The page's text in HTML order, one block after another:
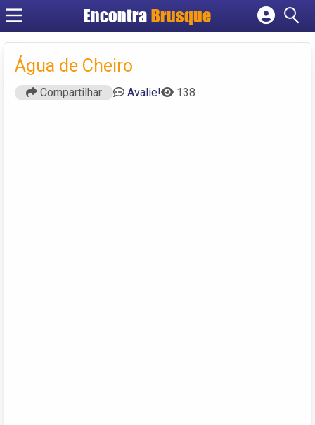
EncontraBrusque
Cadastrar empresa
Água de Cheiro
Compartilhar Avalie! 138